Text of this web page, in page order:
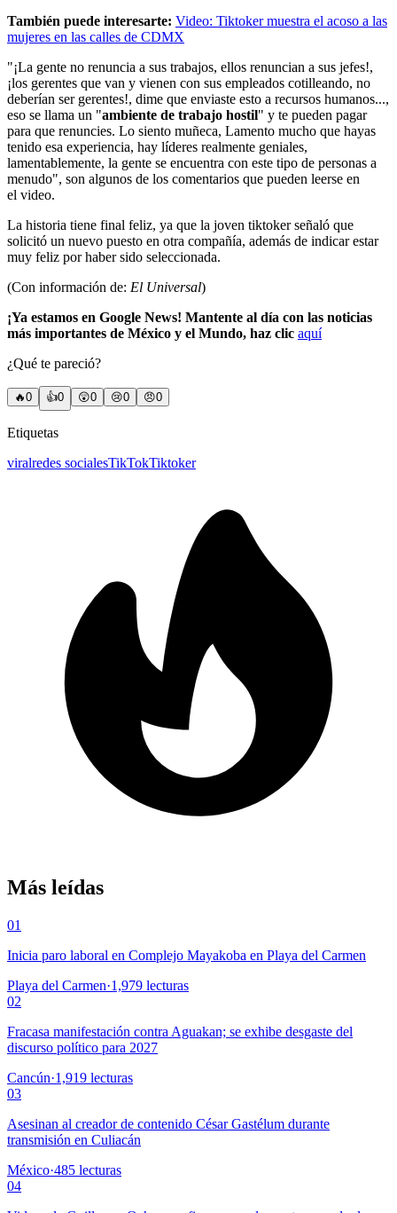
También puede interesarte: Video: Tiktoker muestra el acoso a las
mujeres en las calles de CDMX
"¡La gente no renuncia a sus trabajos, ellos renuncian a sus jefes!,
¡los gerentes que van y vienen con sus empleados cotilleando, no
deberían ser gerentes!, dime que enviaste esto a recursos humanos...,
eso se llama un "ambiente de trabajo hostil" y te pueden pagar
para que renuncies. Lo siento muñeca, Lamento mucho que hayas
tenido esa experiencia, hay líderes realmente geniales,
lamentablemente, la gente se encuentra con este tipo de personas a
menudo", son algunos de los comentarios que pueden leerse en
el video.
La historia tiene final feliz, ya que la joven tiktoker señaló que
solicitó un nuevo puesto en otra compañía, además de indicar estar
muy feliz por haber sido seleccionada.
(Con información de: El Universal)
¡Ya estamos en Google News! Mantente al día con las noticias
más importantes de México y el Mundo, haz clic aquí
¿Qué te pareció?
🔥0 👍0 😲0 😢0 😠0
Etiquetas
viralredes socialesTikTokTiktoker
Más leídas
01
Inicia paro laboral en Complejo Mayakoba en Playa del Carmen
Playa del Carmen·1,979 lecturas
02
Fracasa manifestación contra Aguakan; se exhibe desgaste del
discurso político para 2027
Cancún·1,919 lecturas
03
Asesinan al creador de contenido César Gastélum durante
transmisión en Culiacán
México·485 lecturas
04